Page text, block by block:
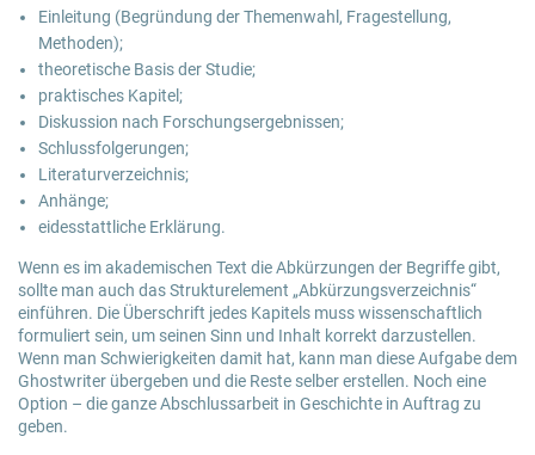
Einleitung (Begründung der Themenwahl, Fragestellung,
Methoden);
theoretische Basis der Studie;
praktisches Kapitel;
Diskussion nach Forschungsergebnissen;
Schlussfolgerungen;
Literaturverzeichnis;
Anhänge;
eidesstattliche Erklärung.
Wenn es im akademischen Text die Abkürzungen der Begriffe gibt,
sollte man auch das Strukturelement „Abkürzungsverzeichnis“
einführen. Die Überschrift jedes Kapitels muss wissenschaftlich
formuliert sein, um seinen Sinn und Inhalt korrekt darzustellen.
Wenn man Schwierigkeiten damit hat, kann man diese Aufgabe dem
Ghostwriter übergeben und die Reste selber erstellen. Noch eine
Option – die ganze Abschlussarbeit in Geschichte in Auftrag zu
geben.